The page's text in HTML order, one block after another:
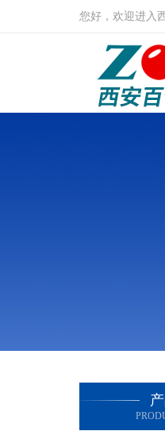
您好，欢迎进入